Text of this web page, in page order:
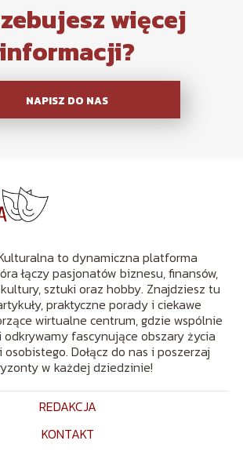
więcej
informacji?
NAPISZ DO NAS
to dynamiczna platforma
łączy pasjonatów biznesu, finansów,
sztuki oraz hobby. Znajdziesz tu
praktyczne porady i ciekawe
wirtualne centrum, gdzie wspólnie
fascynujące obszary życia
Dołącz do nas i poszerzaj
w każdej dziedzinie!
REDAKCJA
KONTAKT